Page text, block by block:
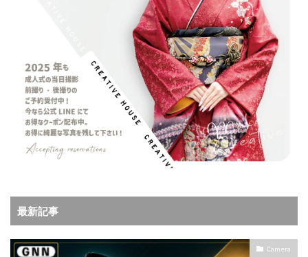
最新記事
Camera